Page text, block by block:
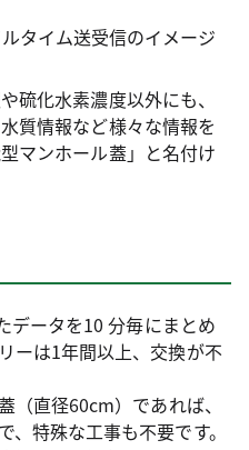
タイム送受信のイメージ
硫化水素濃度以外にも、
質情報など様々な情報を
マンホール蓋」と名付け
データを10 分毎にまとめ
ーは1年間以上、交換が不
（直径60cm）であれば、
特殊な工事も不要です。